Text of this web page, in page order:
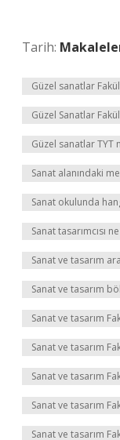
Tarih:
Güzel sanatlar
Güzel Sanatlar
Güzel sanatlar TYT
Sanat alanındaki
Sanat okulunda
Sanat tasarımcısı
Sanat ve tasarım
Sanat ve tasarım
Sanat ve tasarım
Sanat ve tasarım
Sanat ve tasarım
Sanat ve tasarım
Sanat ve tasarım